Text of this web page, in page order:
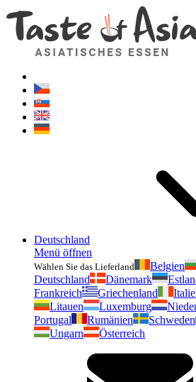
Deutschland
Menü öffnen
Wählen Sie das Lieferland Belgien
Deutschland
Dänemark
Frankreich
Griechenland
Litauen
Luxemburg
Portugal
Rumänien Schweden
Ungarn
Österreich
Zögern Sie nicht zu fragen. Ich bin